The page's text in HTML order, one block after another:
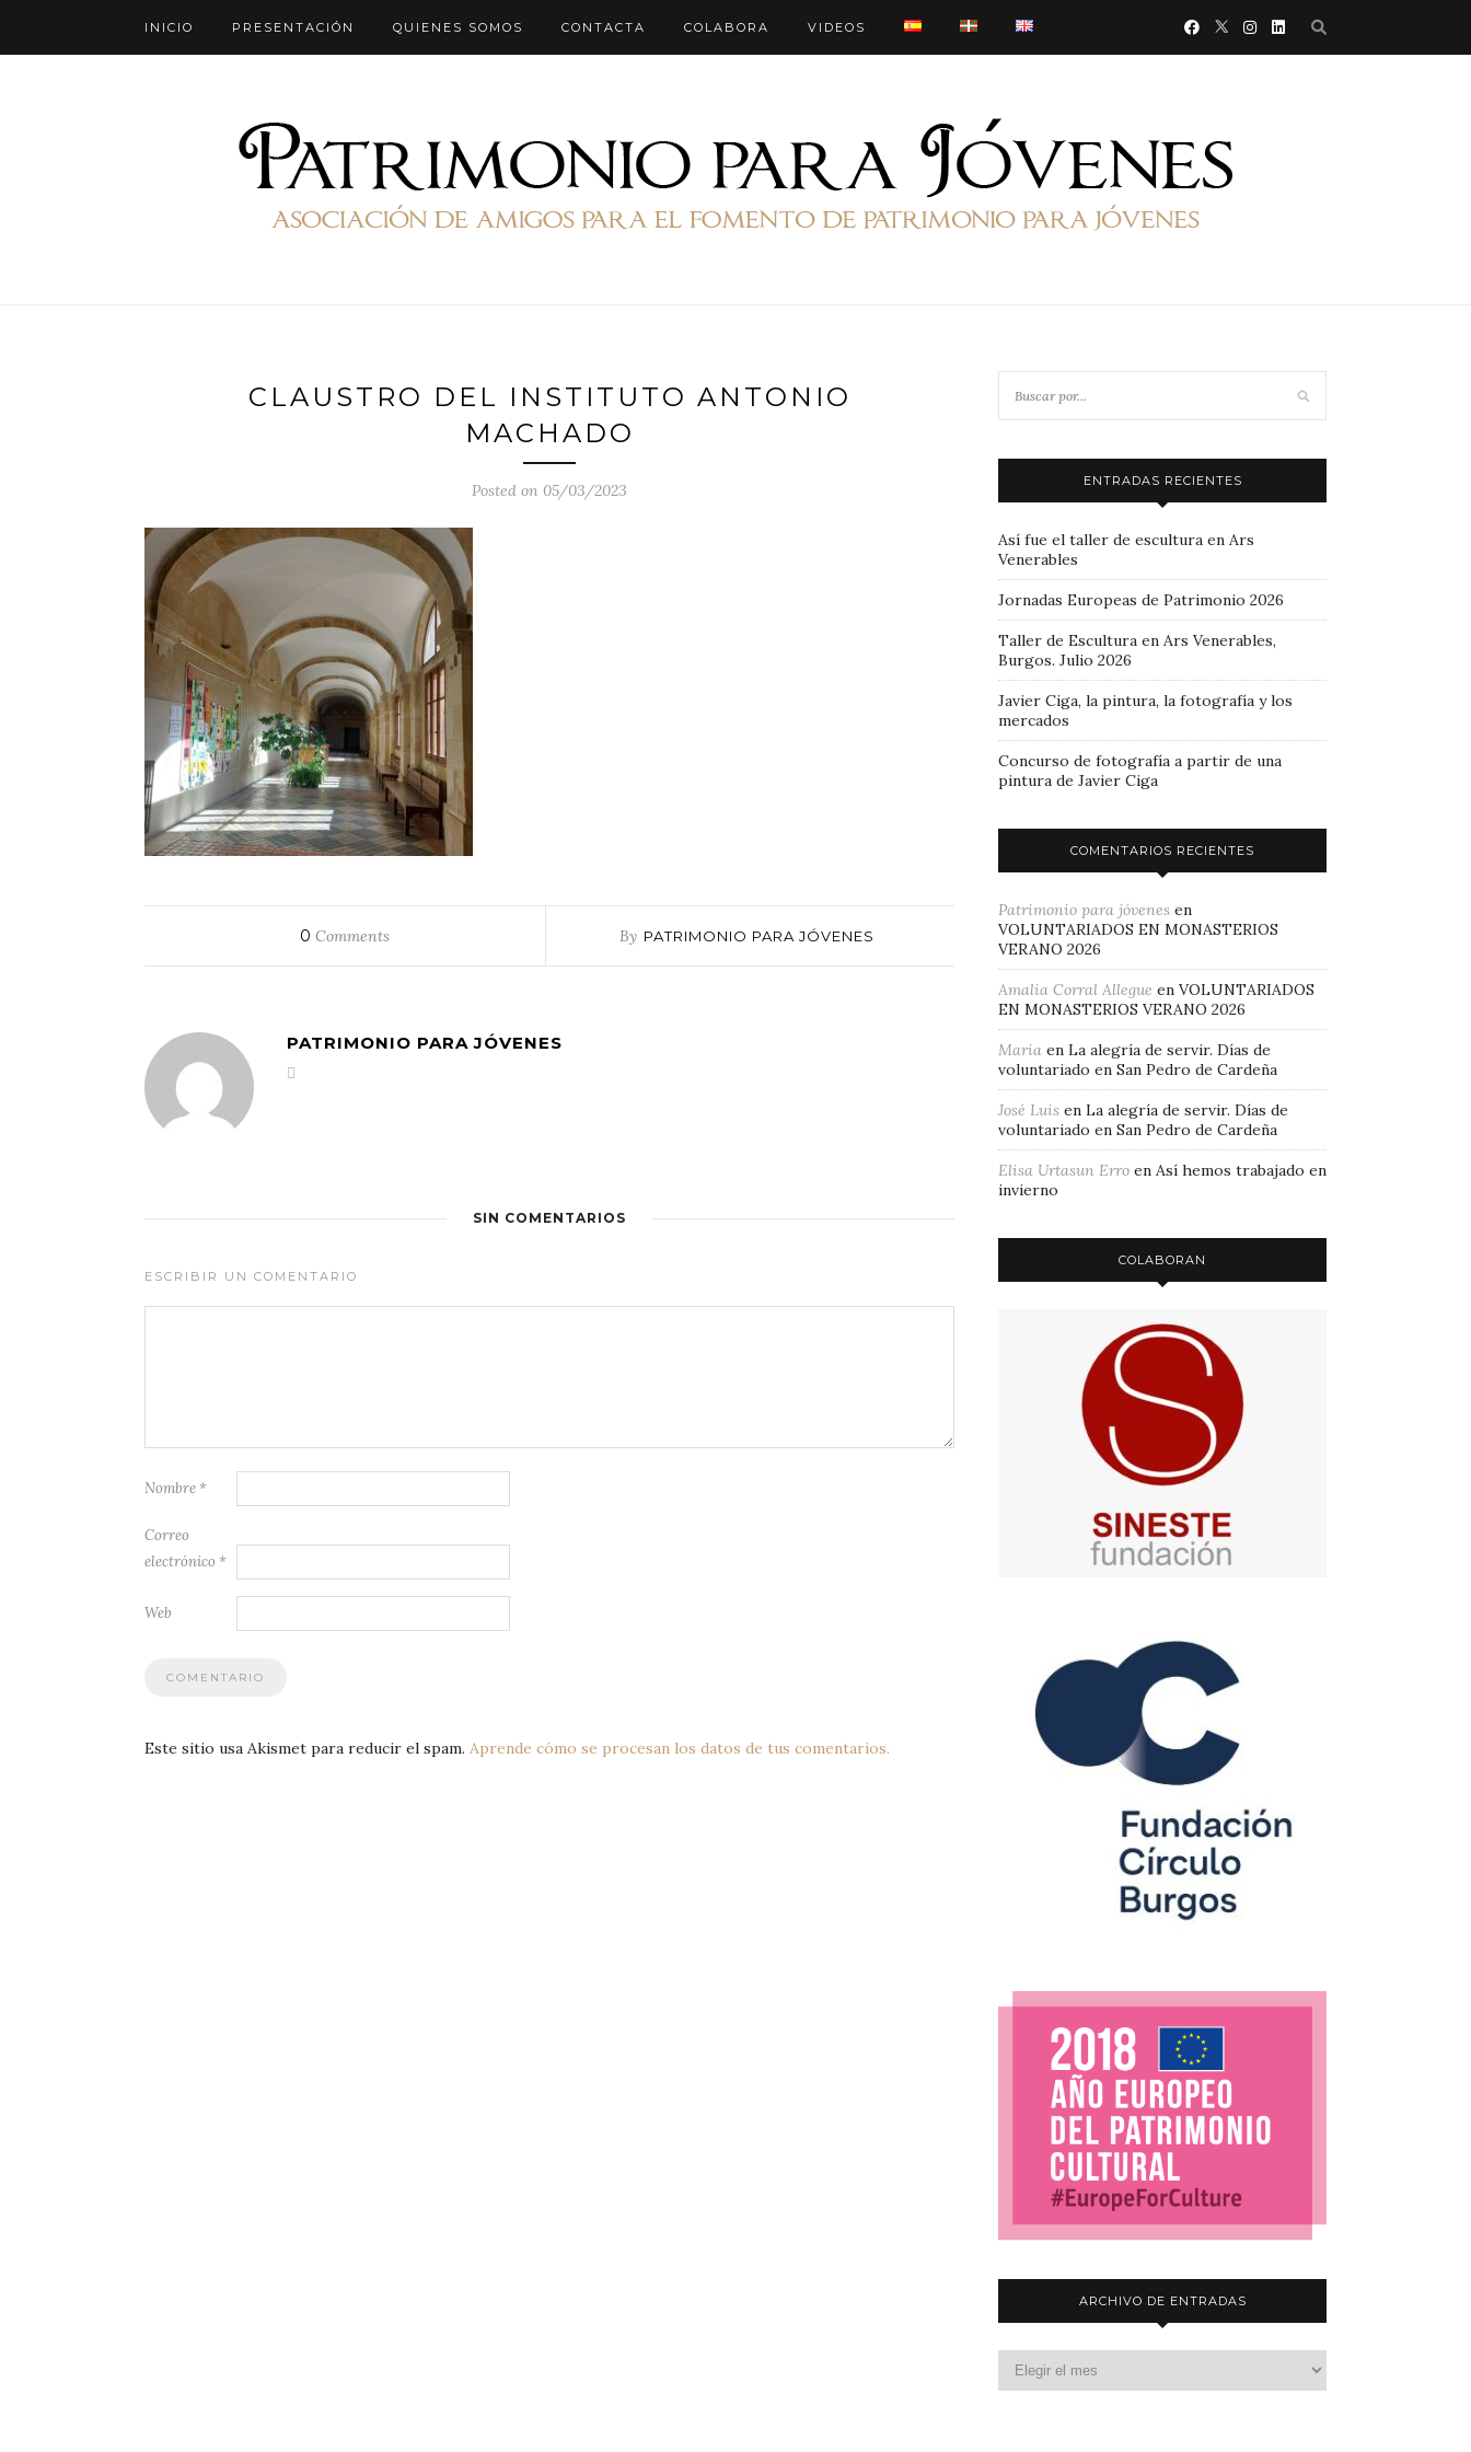
INICIO PRESENTACIÓN QUIENES SOMOS CONTACTA COLABORA VIDEOS
CLAUSTRO DEL INSTITUTO ANTONIO
MACHADO
Posted on 05/03/2023
0 Comments By PATRIMONIO PARA JÓVENES
PATRIMONIO PARA JÓVENES
SIN COMENTARIOS
ESCRIBIR UN COMENTARIO
Nombre *
Correo
electrónico *
Web
Este sitio usa Akismet para reducir el spam. Aprende cómo se procesan los datos de tus comentarios.
ENTRADAS RECIENTES
Así fue el taller de escultura en Ars
Venerables
Jornadas Europeas de Patrimonio 2026
Taller de Escultura en Ars Venerables,
Burgos. Julio 2026
Javier Ciga, la pintura, la fotografía y los
mercados
Concurso de fotografía a partir de una
pintura de Javier Ciga
COMENTARIOS RECIENTES
Patrimonio para jóvenes en
VOLUNTARIADOS EN MONASTERIOS
VERANO 2026
Amalia Corral Allegue en VOLUNTARIADOS
EN MONASTERIOS VERANO 2026
Maria en La alegría de servir. Días de
voluntariado en San Pedro de Cardeña
José Luis en La alegría de servir. Días de
voluntariado en San Pedro de Cardeña
Elisa Urtasun Erro en Así hemos trabajado en
invierno
COLABORAN
ARCHIVO DE ENTRADAS